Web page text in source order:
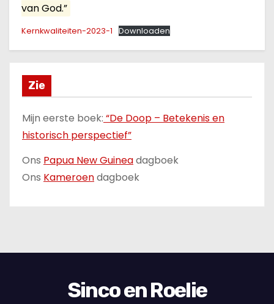
van God.”
Kernkwaliteiten-2023-1 Downloaden
Zie
Mijn eerste boek: “De Doop – Betekenis en
historisch perspectief”
Ons Papua New Guineadagboek
Ons Kameroendagboek
Sinco en Roelie